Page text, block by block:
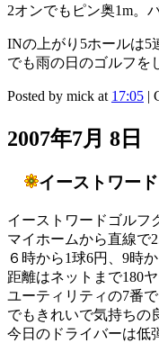
2オンでもピン奥1m。
INの上がり5ホールは5
でも雨の日のゴルフを
Posted by mick at 17:05 |
2007年7月 8日
イーストワー
イーストワードゴルフ
マイホームから直線で
６時から1球6円、9時
距離はネットまで180
ユーティリティの7番
でもきれいで気持ちの
今日のドライバーは低